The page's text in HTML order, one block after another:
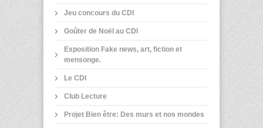
Jeu concours du CDI
Goûter de Noël au CDI
Exposition Fake news, art, fiction et
mensonge.
Le CDI
Club Lecture
Projet Bien être: Des murs et nos mondes